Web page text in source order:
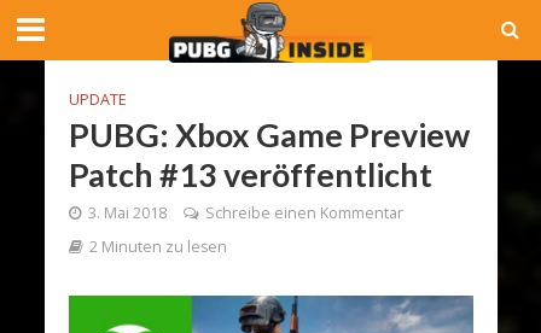
UPDATE
PUBG: Xbox Game Preview
Patch #13 veröffentlicht
3. Mai 2018
Schreibe einen Kommentar
2 Minuten zu lesen